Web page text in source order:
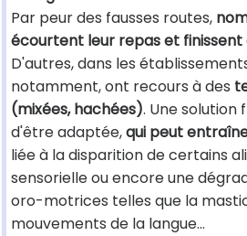
Par peur des fausses routes,
écourtent leur repas et finissent
D'autres, dans les
notamment, ont recours à des
(mixées, hachées). Une solution
d'être adaptée,qui peut
liée à la disparition de certains
sensorielle ou encore une
oro-motrices telles que la
mouvements de la langue...